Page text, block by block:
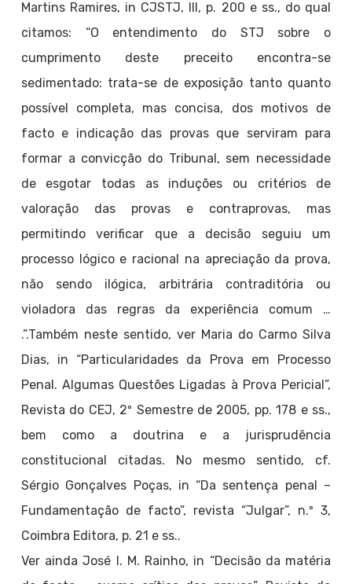
Martins Ramires, in CJSTJ, III, p. 200 e ss., do qual
citamos: “O entendimento do STJ sobre o
cumprimento deste preceito encontra-se
sedimentado: trata-se de exposição tanto quanto
possível completa, mas concisa, dos motivos de
facto e indicação das provas que serviram para
formar a convicção do Tribunal, sem necessidade
de esgotar todas as induções ou critérios de
valoração das provas e contraprovas, mas
permitindo verificar que a decisão seguiu um
processo lógico e racional na apreciação da prova,
não sendo ilógica, arbitrária contraditória ou
violadora das regras da experiência comum …
.”.Também neste sentido, ver Maria do Carmo Silva
Dias, in “Particularidades da Prova em Processo
Penal. Algumas Questões Ligadas à Prova Pericial”,
Revista do CEJ, 2º Semestre de 2005, pp. 178 e ss.,
bem como a doutrina e a jurisprudência
constitucional citadas. No mesmo sentido, cf.
Sérgio Gonçalves Poças, in “Da sentença penal –
Fundamentação de facto”, revista “Julgar”, n.º 3,
Coimbra Editora, p. 21 e ss..
Ver ainda José I. M. Rainho, in “Decisão da matéria